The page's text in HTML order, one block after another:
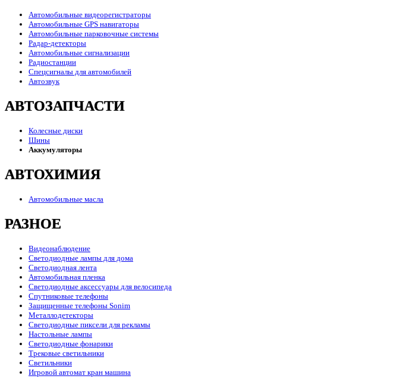
Автомобильные видеорегистраторы
Автомобильные GPS навигаторы
Автомобильные парковочные системы
Радар-детекторы
Автомобильные сигнализации
Радиостанции
Спецсигналы для автомобилей
Автозвук
АВТОЗАПЧАСТИ
Колесные диски
Шины
Аккумуляторы
АВТОХИМИЯ
Автомобильные масла
РАЗНОЕ
Видеонаблюдение
Светодиодные лампы для дома
Светодиодная лента
Автомобильная пленка
Светодиодные аксессуары для велосипеда
Спутниковые телефоны
Защищенные телефоны Sonim
Металлодетекторы
Светодиодные пиксели для рекламы
Настольные лампы
Светодиодные фонарики
Трековые светильники
Светильники
Игровой автомат кран машина